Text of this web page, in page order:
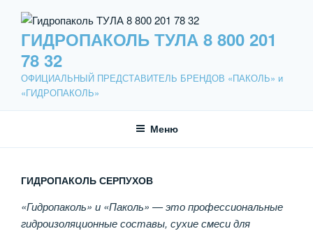
содержимому
ГИДРОПАКОЛЬ ТУЛА 8 800 201
78 32
ОФИЦИАЛЬНЫЙ ПРЕДСТАВИТЕЛЬ БРЕНДОВ «ПАКОЛЬ» и
«ГИДРОПАКОЛЬ»
Меню
ГИДРОПАКОЛЬ СЕРПУХОВ
«Гидропаколь» и «Паколь» — это профессиональные
гидроизоляционные составы, сухие смеси для